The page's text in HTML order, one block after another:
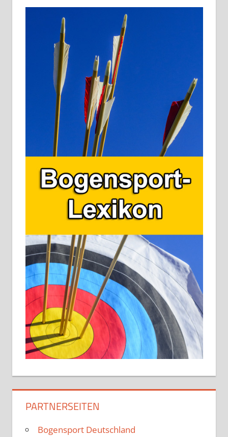
PARTNERSEITEN
Bogensport Deutschland